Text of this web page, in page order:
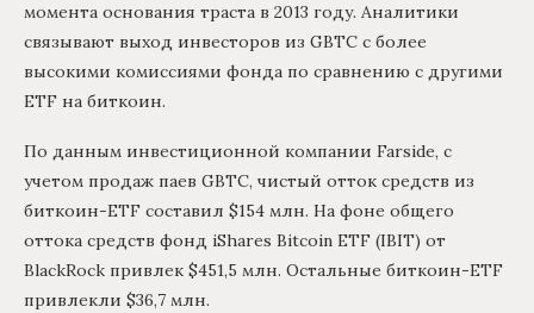
момента основания траста в 2013 году. Аналитики
связывают выход инвесторов из GBTC с более
высокими комиссиями фонда по сравнению с другими
ETF на биткоин.
По данным инвестиционной компании Farside, с
учетом продаж паев GBTC, чистый отток средств из
биткоин-ETF составил $154 млн. На фоне общего
оттока средств фонд iShares Bitcoin ETF (IBIT) от
BlackRock привлек $451,5 млн. Остальные биткоин-ETF
привлекли $36,7 млн.